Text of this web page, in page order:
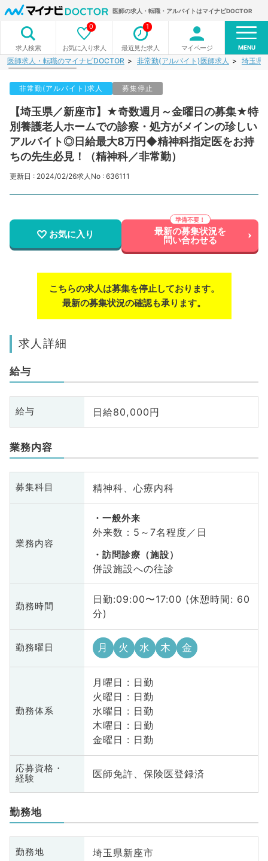
医師の求人・転職・アルバイトはマイナビDOCTOR
求人検索 お気に入り求人
0
最近見た求人
1
マイページ MENU
医師求人・転職のマイナビDOCTOR 非常勤(アルバイト)医師求人 埼玉県
非常勤(アルバイト)求人 募集停止
【埼玉県／新座市】★奇数週月～金曜日の募集★特
別養護老人ホームでの診察・処方がメインの珍しい
アルバイト◎日給最大8万円◆精神科指定医をお持
ちの先生必見！（精神科／非常勤）
更新日 : 2024/02/26求人No : 636111
お気に入り 最新の募集状況を
問い合わせる
こちらの求人は募集を停止しております。
最新の募集状況の確認も承ります。
求人詳細
給与
給与 日給80,000円
業務内容
募集科目 精神科、心療内科
業務内容
一般外来
外来数：5～7名程度／日
訪問診療（施設）
併設施設への往診
勤務時間
日勤:09:00〜17:00 (休憩時間: 60
分)
勤務曜日 月 火 水 木 金
勤務体系
月曜日 : 日勤
火曜日 : 日勤
水曜日 : 日勤
木曜日 : 日勤
金曜日 : 日勤
応募資格・
経験
医師免許、保険医登録済
勤務地
勤務地 埼玉県新座市